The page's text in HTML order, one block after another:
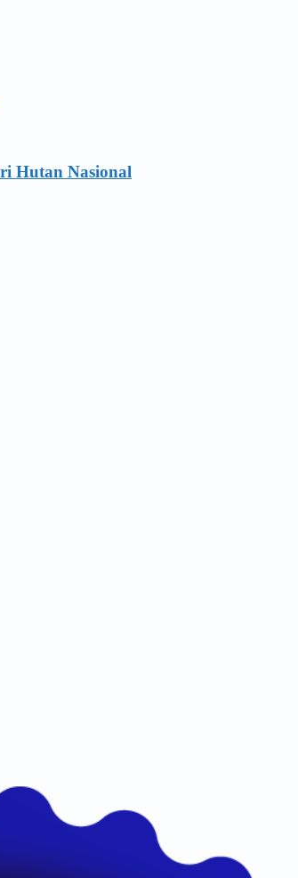
Hutan Nasional